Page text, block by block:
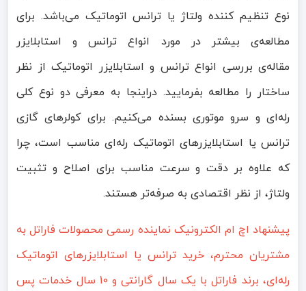
نوع تنظیم کننده ولتاژ یا ترانس اتوماتیک می‌باشد. برای
مطالعه‌ی بیشتر در مورد انواع ترانس و استابلایزر
مقاله‌ی بررسی انواع ترانس و استابلایزر اتوماتیک از نظر
ساختار را مطالعه بفرمایید. دراینجا به معرفی دو نوع کلی
رله‌ای و سرو موتوری بسنده می‌کنیم. برای کولرهای گازی
ترانس یا استابلایزر‌های اتوماتیک رله‌ای مناسب است، چرا
که علاوه بر دقت و سرعت مناسب برای اصلاح و تثبیت
ولتاژ، از نظر اقتصادی به صرفه‌تر هستند.
پیشنهاد اچ ام الکترونیک نماینده رسمی محصولات فاراتل به
مشتریان محترم، خرید ترانس یا استابلایزرهای اتوماتیک
رله‌ای، برند فاراتل با یک سال گارانتی و 10 سال خدمات پس